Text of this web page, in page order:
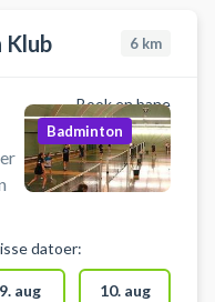
Klub 6 km
Book en bane
Badminton
datoer:
9. aug 10. aug